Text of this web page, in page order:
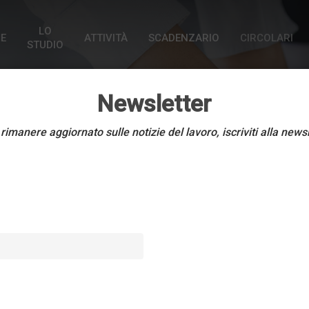
LO
STUDIO
ATTIVITÀ SCADENZARIO CIRCOLARI
Industria
Newsletter
rimanere aggiornato sulle notizie del lavoro, iscriviti alla